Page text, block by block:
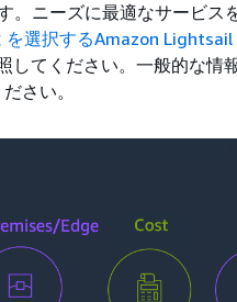
。ニーズに最適なサービス
を選択するAmazon Lightsail
してください。一般的な情
さい。